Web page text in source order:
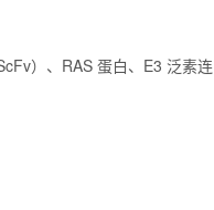
）、RAS 蛋白、E3 泛素连